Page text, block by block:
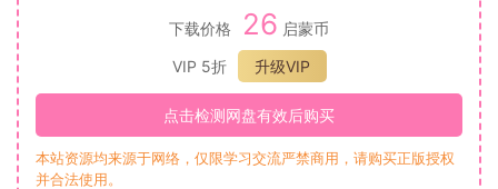
下载价格 26 启蒙币
VIP 5折
升级VIP
点击检测网盘有效后购买
本站资源均来源于网络，仅限学习交流严禁商用，请购买正版授权
并合法使用。